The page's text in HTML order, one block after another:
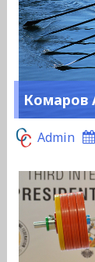
Комаров
Admin